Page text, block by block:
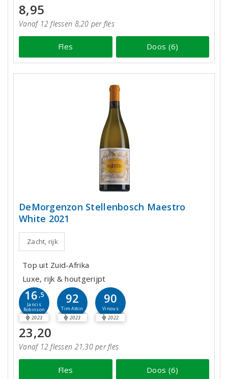
8,95
Vanaf 12 flessen 8,20 per fles
Fles Doos (6)
DeMorgenzon Stellenbosch Maestro
White 2021
Zacht, rijk
Top uit Zuid-Afrika
Luxe, rijk & houtgerijpt
16 ,5
Jancis
Robinson
2023
92
Tim Atkin
2023
90
Vinous
2022
23,20
Vanaf 12 flessen 21,30 per fles
Fles Doos (6)